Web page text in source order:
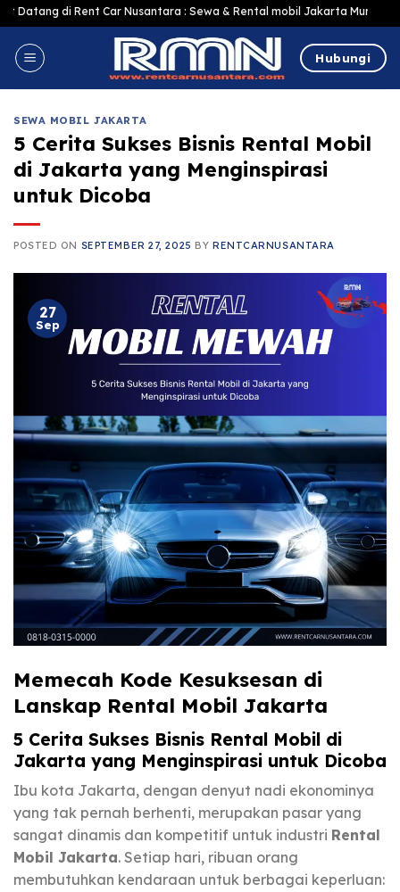
Skip
to
content
Rent Car Nusantara : Sewa & Rental mobil Jakarta Murah Harga
Hubungi
SEWA MOBIL JAKARTA
5 Cerita Sukses Bisnis Rental Mobil
di Jakarta yang Menginspirasi
untuk Dicoba
POSTED ON SEPTEMBER 27, 2025 BY RENTCARNUSANTARA
27
Sep
Memecah Kode Kesuksesan di
Lanskap Rental Mobil Jakarta
5 Cerita Sukses Bisnis Rental Mobil di
Jakarta yang Menginspirasi untuk Dicoba
Ibu kota Jakarta, dengan denyut nadi ekonominya
yang tak pernah berhenti, merupakan pasar yang
sangat dinamis dan kompetitif untuk industri Rental
Mobil Jakarta. Setiap hari, ribuan orang
membutuhkan kendaraan untuk berbagai keperluan: